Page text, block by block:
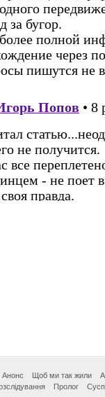
Анонс Щоб ми так жили
Пролог